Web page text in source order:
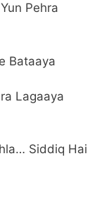
Pehra
Bataaya
Lagaaya
Siddiq Hai